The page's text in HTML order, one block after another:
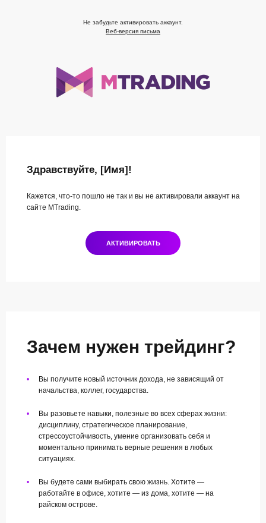
Не забудьте активировать аккаунт.
Веб-версия письма
Здравствуйте, [Имя]!
Кажется, что-то пошло не так и вы не активировали аккаунт на
сайте MTrading.
АКТИВИРОВАТЬ
Зачем нужен трейдинг?
•
Вы получите новый источник дохода, не зависящий от
начальства, коллег, государства.
•
Вы разовьете навыки, полезные во всех сферах жизни:
дисциплину, стратегическое планирование,
стрессоустойчивость, умение организовать себя и
моментально принимать верные решения в любых
ситуациях.
•
Вы будете сами выбирать свою жизнь. Хотите —
работайте в офисе, хотите — из дома, хотите — на
райском острове.